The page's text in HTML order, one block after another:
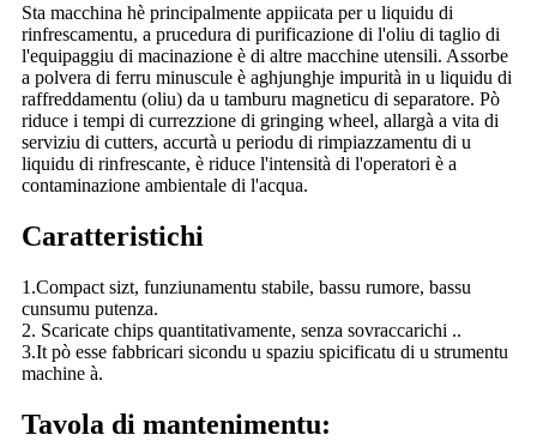
Sta macchina hè principalmente appiicata per u liquidu di
rinfrescamentu, a prucedura di purificazione di l'oliu di taglio di
l'equipaggiu di macinazione è di altre macchine utensili. Assorbe
a polvera di ferru minuscule è aghjunghje impurità in u liquidu di
raffreddamentu (oliu) da u tamburu magneticu di separatore. Pò
riduce i tempi di currezzione di gringing wheel, allargà a vita di
serviziu di cutters, accurtà u periodu di rimpiazzamentu di u
liquidu di rinfrescante, è riduce l'intensità di l'operatori è a
contaminazione ambientale di l'acqua.
Caratteristichi
1.Compact sizt, funziunamentu stabile, bassu rumore, bassu
cunsumu putenza.
2. Scaricate chips quantitativamente, senza sovraccarichi ..
3.It pò esse fabbricari sicondu u spaziu spicificatu di u strumentu
machine à.
Tavola di mantenimentu: